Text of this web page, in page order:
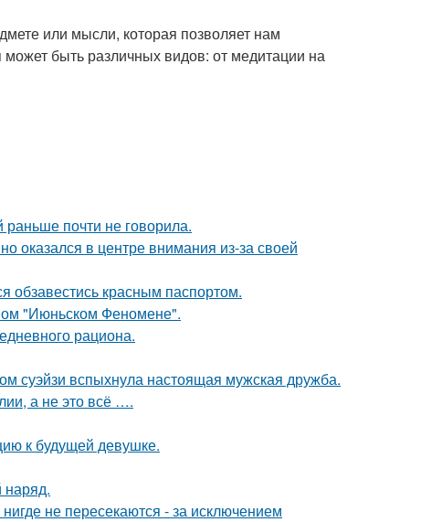
или мысли, которая позволяет нам
быть различных видов: от медитации на
раньше почти не говорила.
оказался в центре внимания из-за своей
обзавестись красным паспортом.
"Июньском Феномене".
рациона.
суэйзи вспыхнула настоящая мужская дружба.
а не это всё ….
к будущей девушке.
наряд.
не пересекаются - за исключением